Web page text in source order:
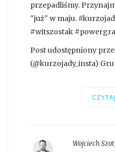
przepadliśmy.
"już" w maju.
#witszostak
Post udostępniony
(@kurzojady_insta) Gru
Wojciech Szot,